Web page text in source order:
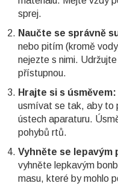
sprej.
Naučte se správně
nebo pitím (kromě
nejezte s nimi.
přístupnou.
Hrajte si s úsměvem:
usmívat se tak, aby to
ústech aparaturu.
pohybů rtů.
Vyhněte se lepavým
vyhněte lepkavým
masu, které by mohlo